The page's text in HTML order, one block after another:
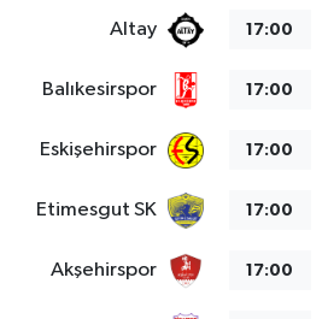
Altay 17:00
Balıkesirspor 17:00
Eskişehirspor 17:00
Etimesgut SK 17:00
Akşehirspor 17:00